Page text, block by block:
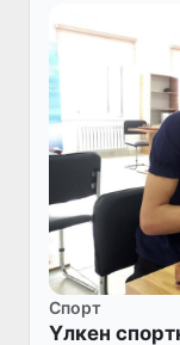
Спорт
Үлкен